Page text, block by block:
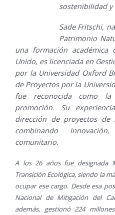
sostenibilidad y
Sade Fritschi,
Patrimonio
una formación académica
Unido, es licenciada en
por la Universidad Oxford
de Proyectos por la
fue reconocida como
promoción. Su
dirección de proyectos de
combinando
comunitario.
A los 26 años fue designada
Transición Ecológica, siendo la
ocupar ese cargo. Desde esa
Nacional de Mitigación del
además, gestionó 224